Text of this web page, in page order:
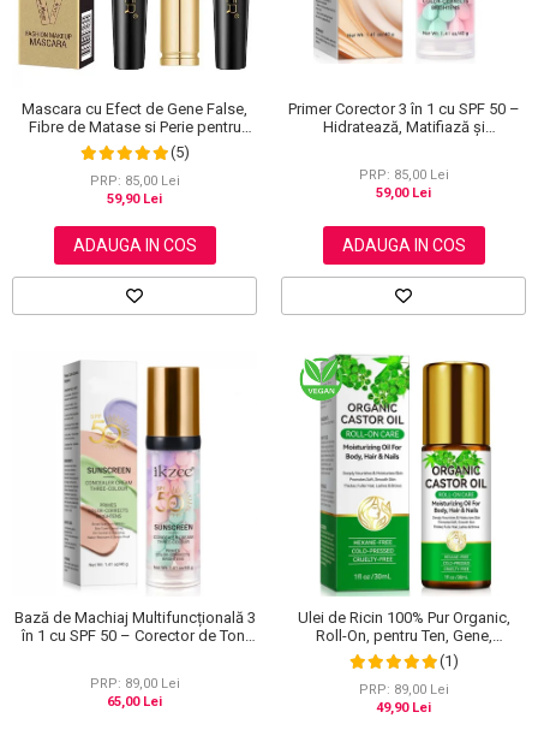
Mascara cu Efect de Gene False,
Fibre de Matase si Perie pentru
Curbare, Aliver 4D Extra Volume,
Waterproof, Negru,10 g
(5)
PRP: 85,00 Lei
59,90 Lei
ADAUGA IN COS
Primer Corector 3 în 1 cu SPF 50 –
Hidratează, Matifiază și
PRP: 85,00 Lei
59,00 Lei
ADAUGA IN COS
Bază de Machiaj Multifuncțională 3
în 1 cu SPF 50 – Corector de Ton,
PRP: 89,00 Lei
65,00 Lei
Ulei de Ricin 100% Pur Organic,
Roll-On, pentru Ten, Gene,
Sprancene, Unghii, 30 ml
(1)
PRP: 89,00 Lei
49,90 Lei